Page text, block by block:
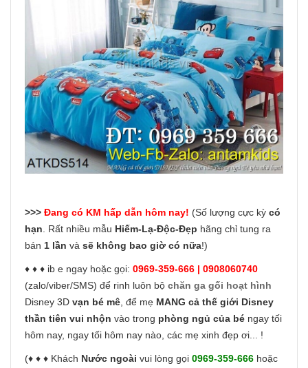
>>> Đang có KM hấp dẫn hôm nay! (Số lượng cực kỳ có
hạn . Rất nhiều mẫu Hiếm-Lạ-Độc-Đẹp hãng chỉ tung ra
bán 1 lần và sẽ không bao giờ có nữa!)
♦ ♦ ♦ ib e ngay hoặc gọi: 0969-359-666 | 0908060740
(zalo/viber/SMS) để rinh luôn bộ chăn ga gối hoạt hình
Disney 3D vạn bé mê , để mẹ MANG cả thế giới Disney
thần tiên vui nhộn vào trong phòng ngủ của bé ngay tối
hôm nay, ngay tối hôm nay nào, các mẹ xinh đẹp ơi... !
(♦ ♦ ♦ Khách Nước ngoài vui lòng gọi 0969-359-666 hoặc